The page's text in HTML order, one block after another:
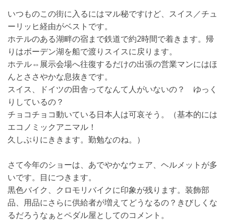
いつものこの街に入るにはマル秘ですけど、スイス／チュ
ーリッヒ経由がベストです。
ホテルのある湖畔の宿まで鉄道で約2時間で着きます。帰
りはボーデン湖を船で渡りスイスに戻ります。
ホテル⇔展示会場へ往復するだけの出張の営業マンにはほ
んとささやかな息抜きです。
スイス、ドイツの田舎ってなんて人がいないの？ ゆっく
りしているの？
チョコチョコ動いている日本人は可哀そう。（基本的には
エコノミックアニマル！
久しぶりにききます。勤勉なのね。）
さて今年のショーは、あでやかなウェア、ヘルメットが多
いです。目につきます。
黒色バイク、クロモリバイクに印象が残ります。装飾部
品、用品にさらに供給者が増えてどうなるの？きびしくな
るだろうなぁとペダル屋としてのコメント。